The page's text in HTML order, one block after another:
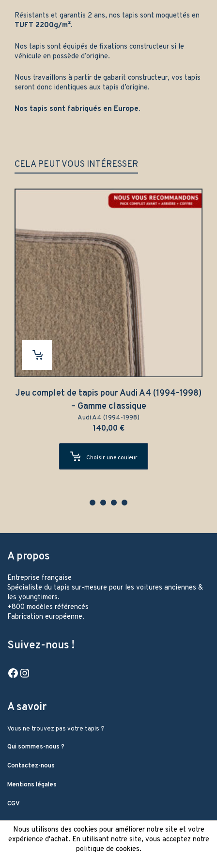
Résistants et garantis 2 ans, nos tapis sont moquettés en
TUFT 2200g/m².
Nos tapis sont équipés de fixations constructeur si le
véhicule en possède d’origine.
Nous travaillons à partir de gabarit constructeur, vos tapis
seront donc identiques aux tapis d’origine.
Nos tapis sont fabriqués en Europe.
CELA PEUT VOUS INTÉRESSER
Jeu complet de tapis pour Audi A4 (1994-1998)
– Gamme classique
Audi A4 (1994-1998)
140,00€
Choisir une couleur
A propos
Entreprise française
Spécialiste du tapis sur-mesure pour les voitures anciennes &
les youngtimers.
+800 modèles référencés
Fabrication européenne.
Suivez-nous !
Facebook
A savoir
Vous ne trouvez pas votre tapis ?
Qui sommes-nous ?
Contactez-nous
Mentions légales
CGV
Nous utilisons des cookies pour améliorer notre site et votre
expérience d'achat. En utilisant notre site, vous acceptez notre
politique de cookies.